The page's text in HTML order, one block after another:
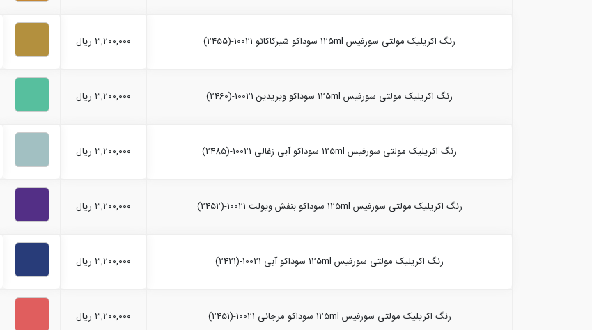
رنگ اکریلیک مولتی سورفیس 125ml سوداکو شیرکاکائو 10021-(2455) ۳,۲۰۰,۰۰۰ ریال
رنگ اکریلیک مولتی سورفیس 125ml سوداکو ویریدین 10021-(2460) ۳,۲۰۰,۰۰۰ ریال
رنگ اکریلیک مولتی سورفیس 125ml سوداکو آبی زغالی 10021-(2485) ۳,۲۰۰,۰۰۰ ریال
رنگ اکریلیک مولتی سورفیس 125ml سوداکو بنفش ویولت 10021-(2452) ۳,۲۰۰,۰۰۰ ریال
رنگ اکریلیک مولتی سورفیس 125ml سوداکو آبی 10021-(2421) ۳,۲۰۰,۰۰۰ ریال
رنگ اکریلیک مولتی سورفیس 125ml سوداکو مرجانی 10021-(2451) ۳,۲۰۰,۰۰۰ ریال